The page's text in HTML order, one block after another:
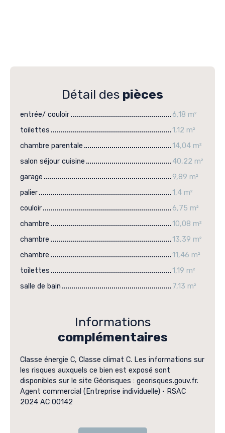
Détail des pièces
entrée/ couloir
6,18 m²
toilettes
1,12 m²
chambre parentale
14,04 m²
salon séjour cuisine
40,22 m²
garage
9,89 m²
palier
1,4 m²
couloir
6,75 m²
chambre
10,08 m²
chambre
13,39 m²
chambre
11,46 m²
toilettes
1,19 m²
salle de bain
7,13 m²
Informations
complémentaires
Classe énergie C, Classe climat C. Les informations sur
les risques auxquels ce bien est exposé sont
disponibles sur le site Géorisques : georisques.gouv.fr.
Agent commercial (Entreprise individuelle) • RSAC
2024 AC 00142